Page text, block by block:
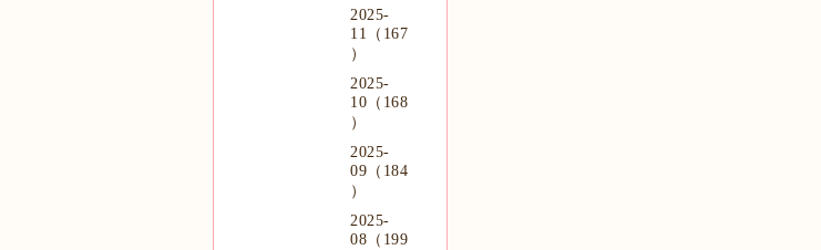
2025-
11（167
）
2025-
10（168
）
2025-
09（184
）
2025-
08（199